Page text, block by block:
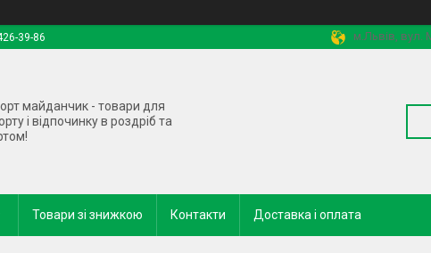
39-86 м.Львів, вул.
майданчик - товари для
і відпочинку в роздріб та
Товари зі знижкою Контакти Доставка і оплата